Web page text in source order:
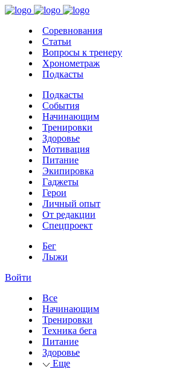
Соревнования
Статьи
Вопросы к тренеру
Хронометраж
Подкасты
Подкасты
События
Начинающим
Тренировки
Здоровье
Мотивация
Питание
Экипировка
Гаджеты
Герои
Личный опыт
От редакции
Спецпроект
Бег
Лыжи
Войти
Все
Начинающим
Тренировки
Техника бега
Питание
Здоровье
Еще